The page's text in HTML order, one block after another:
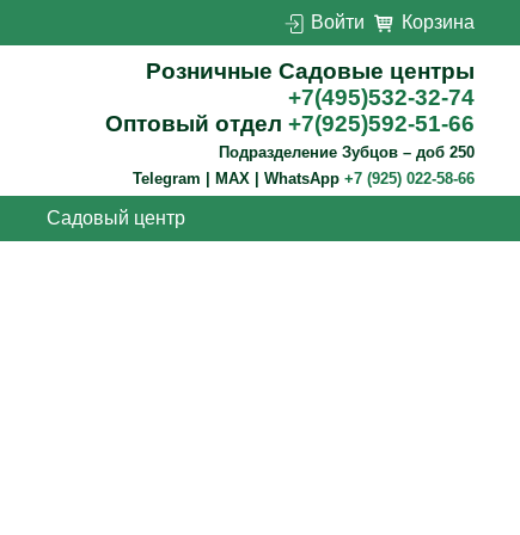
Войти Корзина
Розничные Садовые центры
+7(495)532-32-74
Оптовый отдел +7(925)592-51-66
Подразделение Зубцов – доб 250
Telegram | MAX | WhatsApp +7 (925) 022-58-66
Садовый центр